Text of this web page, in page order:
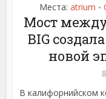
Места: atrium •
Мост
BIG
новой
В калифорнийском